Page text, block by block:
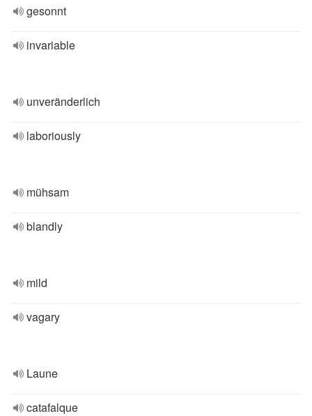
gesonnt
invariable
unveränderlich
laboriously
mühsam
blandly
mild
vagary
Laune
catafalque